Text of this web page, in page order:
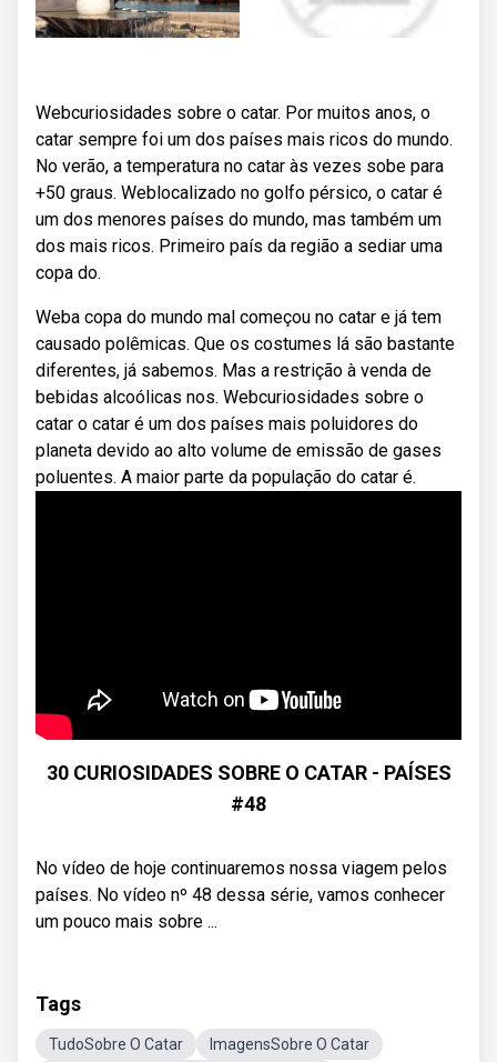
Webcuriosidades sobre o catar. Por muitos anos, o
catar sempre foi um dos países mais ricos do mundo.
No verão, a temperatura no catar às vezes sobe para
+50 graus. Weblocalizado no golfo pérsico, o catar é
um dos menores países do mundo, mas também um
dos mais ricos. Primeiro país da região a sediar uma
copa do.
Weba copa do mundo mal começou no catar e já tem
causado polêmicas. Que os costumes lá são bastante
diferentes, já sabemos. Mas a restrição à venda de
bebidas alcoólicas nos. Webcuriosidades sobre o
catar o catar é um dos países mais poluidores do
planeta devido ao alto volume de emissão de gases
poluentes. A maior parte da população do catar é.
30 CURIOSIDADES SOBRE O CATAR - PAÍSES
#48
No vídeo de hoje continuaremos nossa viagem pelos
países. No vídeo nº 48 dessa série, vamos conhecer
um pouco mais sobre ...
Tags
TudoSobre O Catar ImagensSobre O Catar